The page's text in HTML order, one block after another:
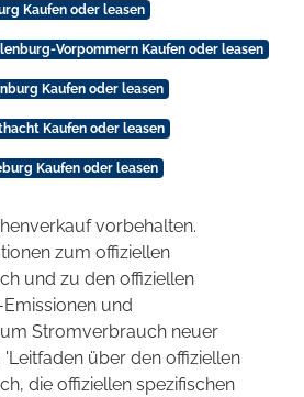
Kaufen oder leasen
Vorpommern Kaufen oder leasen
Kaufen oder leasen
Kaufen oder leasen
Kaufen oder leasen
vorbehalten.
zum offiziellen
und zu den offiziellen
Emissionen und
Stromverbrauch neuer
'Leitfaden über den offiziellen
die offiziellen spezifischen